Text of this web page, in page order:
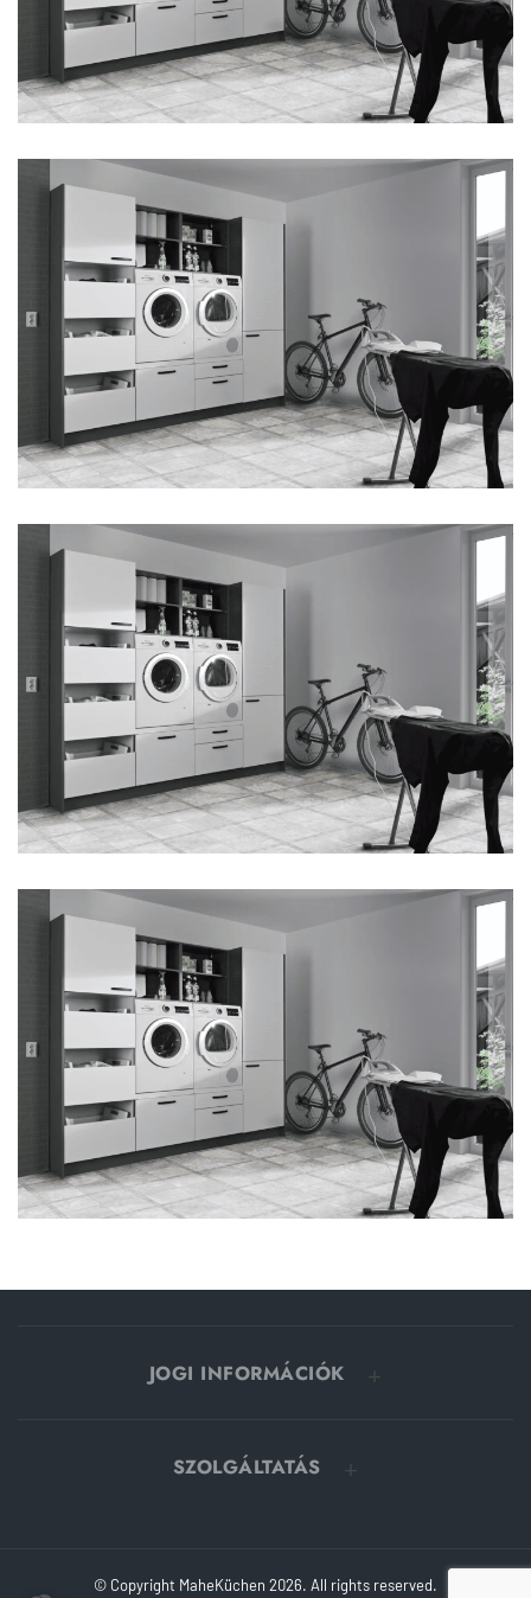
JOGI INFORMÁCIÓK
SZOLGÁLTATÁS
© Copyright MaheKüchen 2026. All rights reserved.